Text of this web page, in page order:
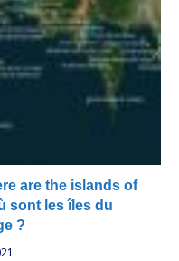
are the islands of
sont les îles du
?